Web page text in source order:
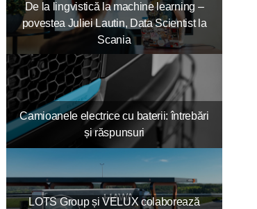
De la lingvistică la machine learning –
povestea Juliei Lautin, Data Scientist la
Scania
Camioanele electrice cu baterii: întrebări
și răspunsuri
LOTS Group și VELUX colaborează